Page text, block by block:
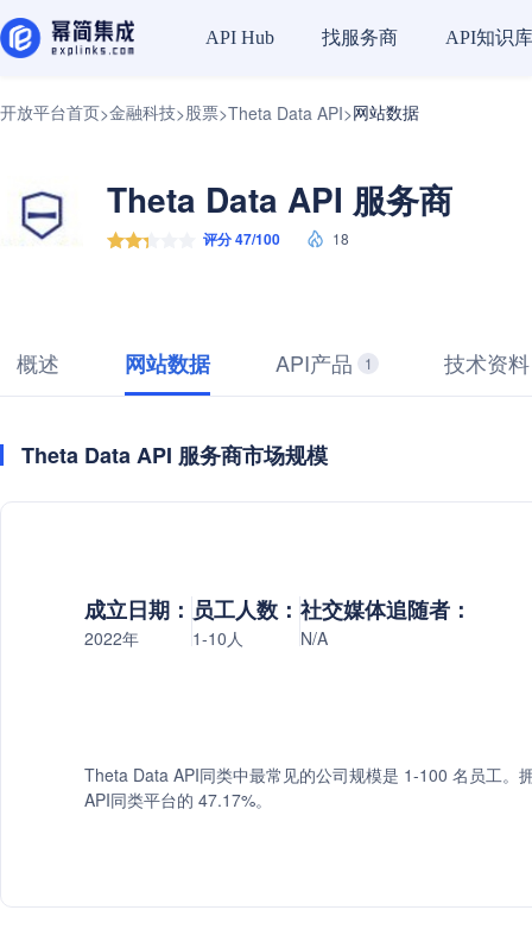
API Hub 找服务商 API知识库
开放平台首页>金融科技>股票>Theta Data API>网站数据
Theta Data API 服务商
评分 47/100 18
概述 网站数据 API产品 1 技术资料
Theta Data API 服务商市场规模
成立日期：
2022年
员工人数：
1-10人
社交媒体追随者：
N/A
Theta Data API同类中最常见的公司规模是 1-100 名员工。
API同类平台的 47.17%。